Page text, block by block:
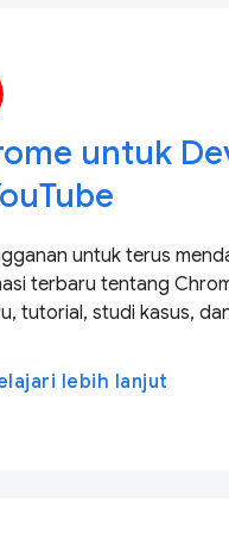
untuk
untuk terus
terbaru tentang
tutorial, studi kasus,
lebih lanjut